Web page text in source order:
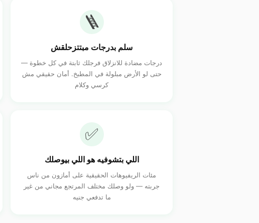
🪜
سلم بدرجات مبتتزحلقش
درجات مضادة للانزلاق فرجلك ثابتة في كل خطوة —
حتى لو الأرض مبلولة في المطبخ. أمان حقيقي مش
كرسي وكلام
✅
اللي بتشوفيه هو اللي بيوصلك
مئات الريفيوهات الحقيقية على أمازون من ناس
جربته — ولو وصلك مختلف المرتجع مجاني من غير
ما تدفعي جنيه